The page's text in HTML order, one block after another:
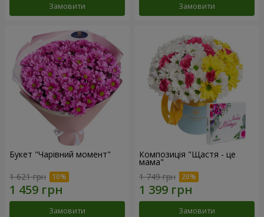
Замовити Замовити
Букет "Чарівний момент"
1 621 грн
Замовити
Композиція "Щастя - це
мама"
1 749 грн
Замовити